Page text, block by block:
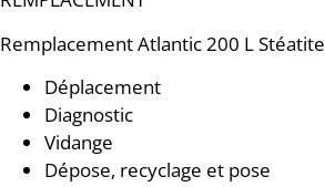
RemplacementAtlantic 200 L Stéatite
Déplacement
Diagnostic
Vidange
Dépose, recyclage et pose